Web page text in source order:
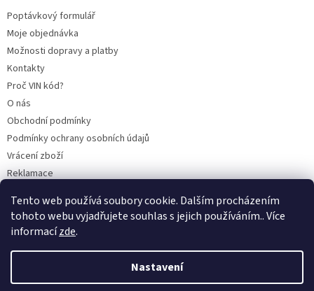
Tento web používá soubory cookie. Dalším procházením
tohoto webu vyjadřujete souhlas s jejich používáním.. Více
informacízde.
Nastavení
Poptávkový formulář
Moje objednávka
Možnosti dopravy a platby
Kontakty
Proč VIN kód?
O nás
Obchodní podmínky
Podmínky ochrany osobních údajů
Vrácení zboží
Reklamace
BLOG
Vytvořil Shoptet